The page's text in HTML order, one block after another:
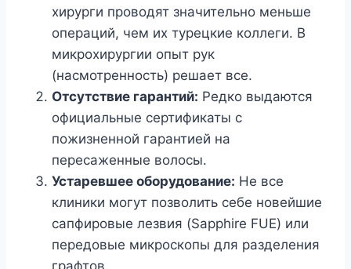
хирурги проводят значительно меньше
операций, чем их турецкие коллеги. В
микрохирургии опыт рук
(насмотренность) решает все.
Отсутствие гарантий: Редко выдаются
официальные сертификаты с
пожизненной гарантией на
пересаженные волосы.
Устаревшее оборудование: Не все
клиники могут позволить себе новейшие
сапфировые лезвия (Sapphire FUE) или
передовые микроскопы для разделения